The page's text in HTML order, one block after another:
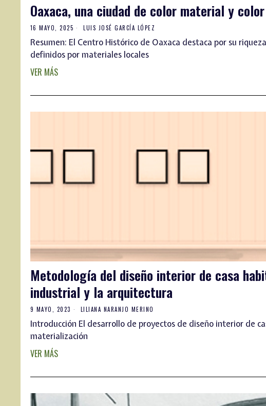
Oaxaca, una ciudad de color material y
16 MAYO, 2025 LUIS JOSÉ GARCÍA LÓPEZ
Resumen: El Centro Histórico de Oaxaca destaca por su
definidos por materiales locales
VER MÁS
Metodología del diseño interior de casa
industrial y la arquitectura
9 MAYO, 2023 LILIANA NARANJO MERINO
Introducción El desarrollo de proyectos de diseño interior de
materialización
VER MÁS